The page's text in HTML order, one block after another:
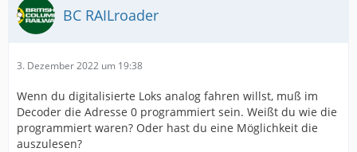
BC RAILroader
3. Dezember 2022 um 19:38
Wenn du digitalisierte Loks analog fahren willst, muß im
Decoder die Adresse 0 programmiert sein. Weißt du wie die
programmiert waren? Oder hast du eine Möglichkeit die
auszulesen?